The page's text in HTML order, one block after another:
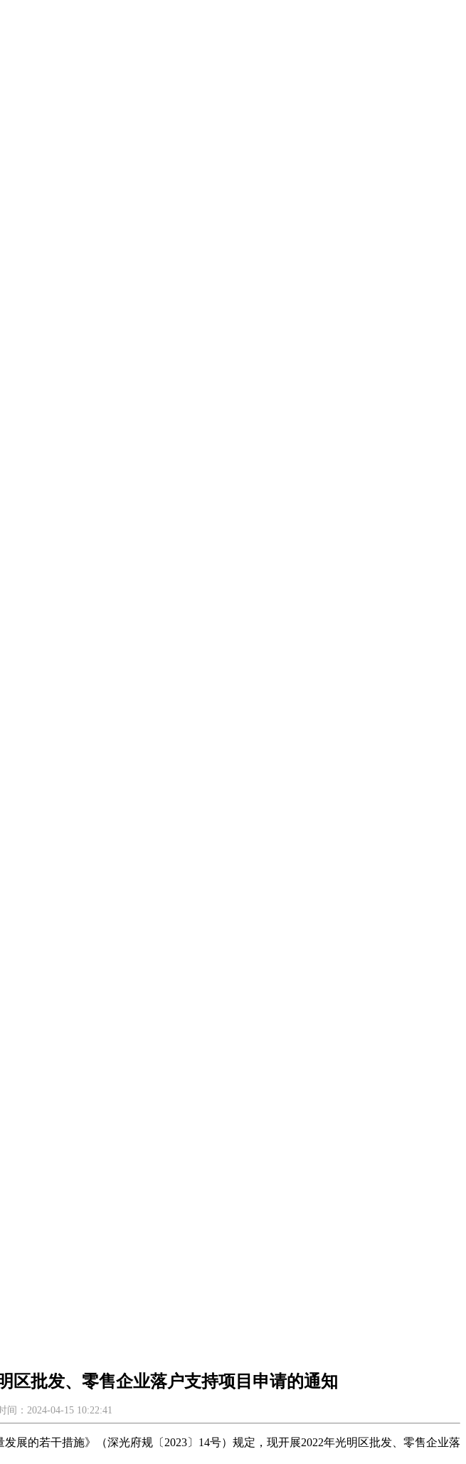
区批发、零售企业落户支持项目申请的通知
间：2024-04-15 10:22:41
展的若干措施》（深光府规〔2023〕14号）规定，现开展2022年光明区批发、零售企业落